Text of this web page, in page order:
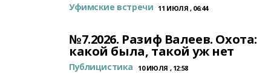
Уфимские встречи 11 ИЮЛЯ , 06:44
№7.2026. Разиф Валеев. Охота:
какой была, такой уж нет
Публицистика 10 ИЮЛЯ , 12:58